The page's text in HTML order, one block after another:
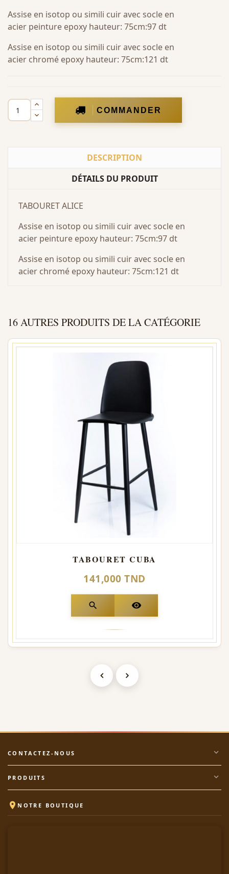
Assise en isotop ou simili cuir avec socle en
acier peinture epoxy hauteur: 75cm:97 dt
Assise en isotop ou simili cuir avec socle en
acier chromé epoxy hauteur: 75cm:121 dt
COMMANDER
DESCRIPTION
DÉTAILS DU PRODUIT
TABOURET ALICE
Assise en isotop ou simili cuir avec socle en
acier peinture epoxy hauteur: 75cm:97 dt
Assise en isotop ou simili cuir avec socle en
acier chromé epoxy hauteur: 75cm:121 dt
16 AUTRES PRODUITS DE LA CATÉGORIE
TABOURET CUBA
141,000 TND
search visibility
CONTACTEZ-NOUS expand_more
PRODUITS expand_more
 NOTRE BOUTIQUE